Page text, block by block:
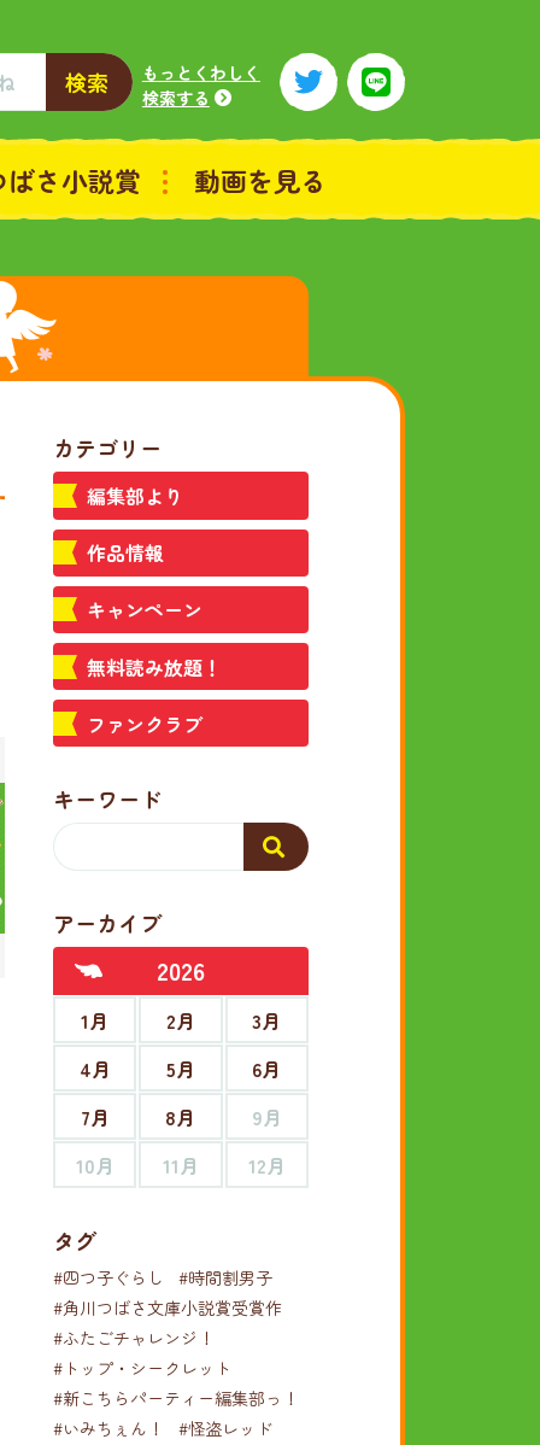
検索
もっとくわしく
検索する
ばさ小説賞 動画を見る
カテゴリー
編集部より
作品情報
キャンペーン
無料読み放題！
ファンクラブ
キーワード
アーカイブ
2026
1月 2月
3月
4月
5月
6月
7月
8月
9月
10月
11月 12月
タグ
#四つ子ぐらし
#時間割男子
#角川つばさ文庫小説賞受賞作
#ふたごチャレンジ！
#トップ・シークレット
#新こちらパーティー編集部っ！
#いみちぇん！
#怪盗レッド